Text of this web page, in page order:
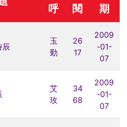
呼
閱
期
辰
玉
勤
26
17
2009
-01-
07
艾
玫
34
68
2009
-01-
07